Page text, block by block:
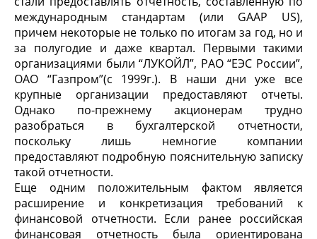
международным стандартам (или GAAP US),
причем некоторые не только по итогам за год, но и
за полугодие и даже квартал. Первыми такими
организациями были “ЛУКОЙЛ”, РАО “ЕЭС России”,
ОАО “Газпром”(с 1999г.). В наши дни уже все
крупные организации предоставляют отчеты.
Однако по-прежнему акционерам трудно
разобраться в бухгалтерской отчетности,
поскольку лишь немногие компании
предоставляют подробную пояснительную записку
такой отчетности.
Еще одним положительным фактом является
расширение и конкретизация требований к
финансовой отчетности. Если ранее российская
финансовая отчетность была ориентирована